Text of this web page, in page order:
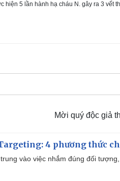
hiện 5 lần hành hạ cháu N. gây ra 3 vết
Mời quý độc giả
4 phương thức
vào việc nhắm đúng đối